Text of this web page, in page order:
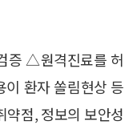
증 △원격진료를 허
환자 쏠림현상 등
점, 정보의 보안성